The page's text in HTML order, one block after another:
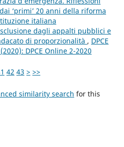
‘primi’ 20 anni della riforma
italiana
dagli appalti pubblici e
di proporzionalità , DPCE
DPCE Online 2-2020
42 43 > >>
similarity search for this